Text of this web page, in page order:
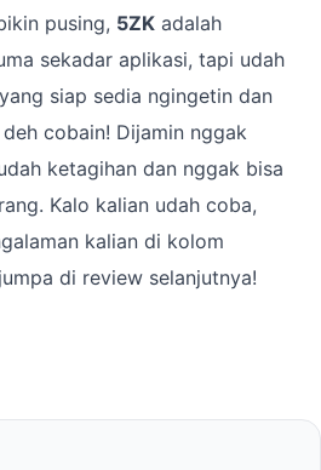
pusing, 5ZK adalah
sekadar aplikasi, tapi udah
siap sedia ngingetin dan
cobain! Dijamin nggak
ketagihan dan nggak bisa
Kalo kalian udah coba,
kalian di kolom
di review selanjutnya!